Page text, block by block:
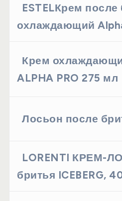
ESTELКрем после
охлаждающий
Крем
ALPHA PRO 275 мл
Лосьон после
LORENTI КРЕМ-
бритья ICEBERG,